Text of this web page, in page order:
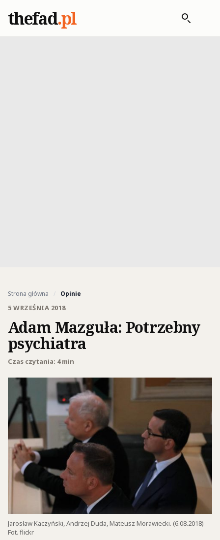
thefad.pl
Strona główna / Opinie
5 WRZEŚNIA 2018
Adam Mazguła: Potrzebny
psychiatra
Czas czytania: 4 min
Jarosław Kaczyński, Andrzej Duda, Mateusz Morawiecki. (6.08.2018)
Fot. flickr